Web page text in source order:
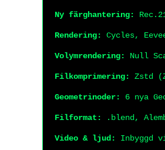
Ny färghantering:
Rendering: Cycles,
Volymrendering: Null
Filkomprimering: Zstd
Geometrinoder: 6 nya
Filformat: .blend,
Video & ljud: Inbyggd